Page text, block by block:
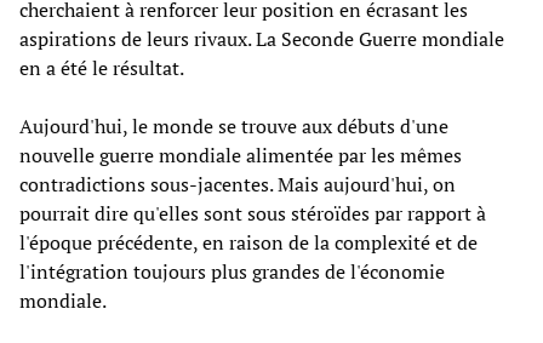
cherchaient à renforcer leur position en écrasant les
aspirations de leurs rivaux. La Seconde Guerre mondiale
en a été le résultat.
Aujourd'hui, le monde se trouve aux débuts d'une
nouvelle guerre mondiale alimentée par les mêmes
contradictions sous-jacentes. Mais aujourd'hui, on
pourrait dire qu'elles sont sous stéroïdes par rapport à
l'époque précédente, en raison de la complexité et de
l'intégration toujours plus grandes de l'économie
mondiale.